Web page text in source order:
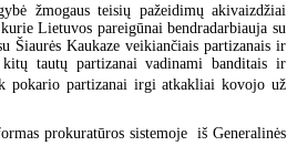
žmogaus teisių pažeidimų akivaizdžiai
Lietuvos pareigūnai bendradarbiauja su
Šiaurės Kaukaze veikiančiais partizanais ir
tautų partizanai vadinami banditais ir
pokario partizanai irgi atkakliai kovojo už
prokuratūros sistemoje  iš Generalinės